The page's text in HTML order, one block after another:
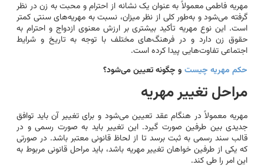
مهریه فاطمی معمولاً به عنوان یک نشانه از احترام و محبت به زن در نظر
گرفته می‌شود و به‌طور کلی از نظر میزان، نسبت به مهریه‌های سنتی کمتر
است. این نوع مهریه تأکید بیشتری بر ارزش معنوی ازدواج و احترام به
حقوق زن دارد و در فرهنگ‌های مختلف با توجه به تاریخ و شرایط
اجتماعی تفاوت‌هایی پیدا کرده است.
حکم مهریه چیست و چگونه تعیین می‌شود؟
مراحل تغییر مهریه
مهریه معمولاً در هنگام عقد تعیین می‌شود و برای تغییر آن باید توافق
جدیدی بین طرفین صورت گیرد. این تغییر باید به صورت رسمی و در
قالب سند رسمی به ثبت برسد تا از لحاظ قانونی معتبر باشد. در صورتی
که یکی از طرفین خواهان تغییر مهریه باشد، باید مراحل قانونی مربوط به
این امر را طی کند.